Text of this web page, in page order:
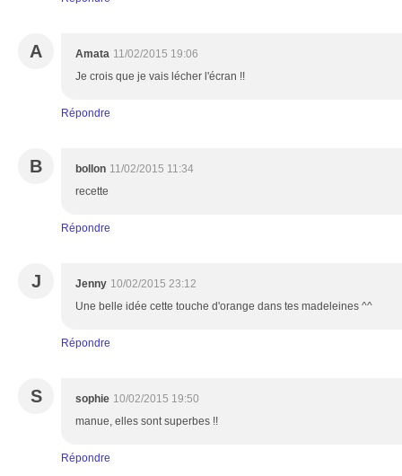
A Amata 11/02/2015 19:06
Je crois que je vais lécher l'écran !!
Répondre
B bollon 11/02/2015 11:34
recette
Répondre
J Jenny 10/02/2015 23:12
Une belle idée cette touche d'orange dans tes madeleines ^^
Répondre
S sophie 10/02/2015 19:50
manue, elles sont superbes !!
Répondre